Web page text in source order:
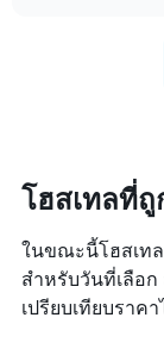
แกน
ราคา
เฉลี่ย
ของ
วัน
เข้า
พัก
แผนภูมิ
มี
โฮสเทลที่
ในขณะนี้โฮสเท
สำหรับวันที่เลือ
เปรียบเทียบราค